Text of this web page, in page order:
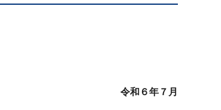
令和６年７月